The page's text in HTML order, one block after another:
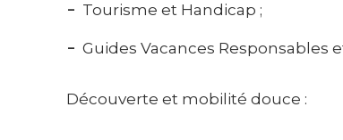
Tourisme et Handicap ;
Guides Vacances Responsables
Découverte et mobilité douce :